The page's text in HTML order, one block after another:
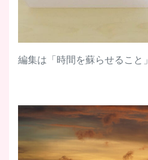
編集は「時間を蘇らせること」